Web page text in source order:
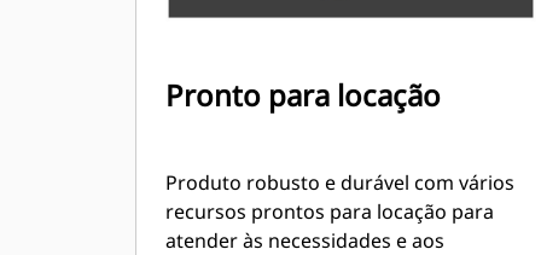
Pronto para locação
Produto robusto e durável com vários
recursos prontos para locação para
atender às necessidades e aos